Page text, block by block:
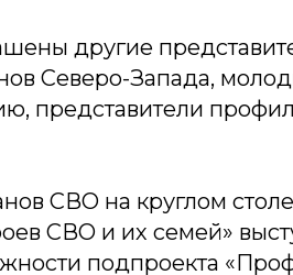
другие
Северо-Запада,
представители
СВО на круглом
СВО и их семей»
подпроекта